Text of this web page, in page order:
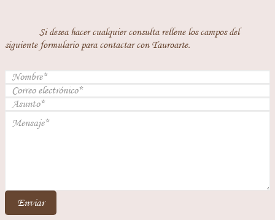
Si desea hacer cualquier consulta rellene los campos del
siguiente formulario para contactar con Tauroarte.
Enviar